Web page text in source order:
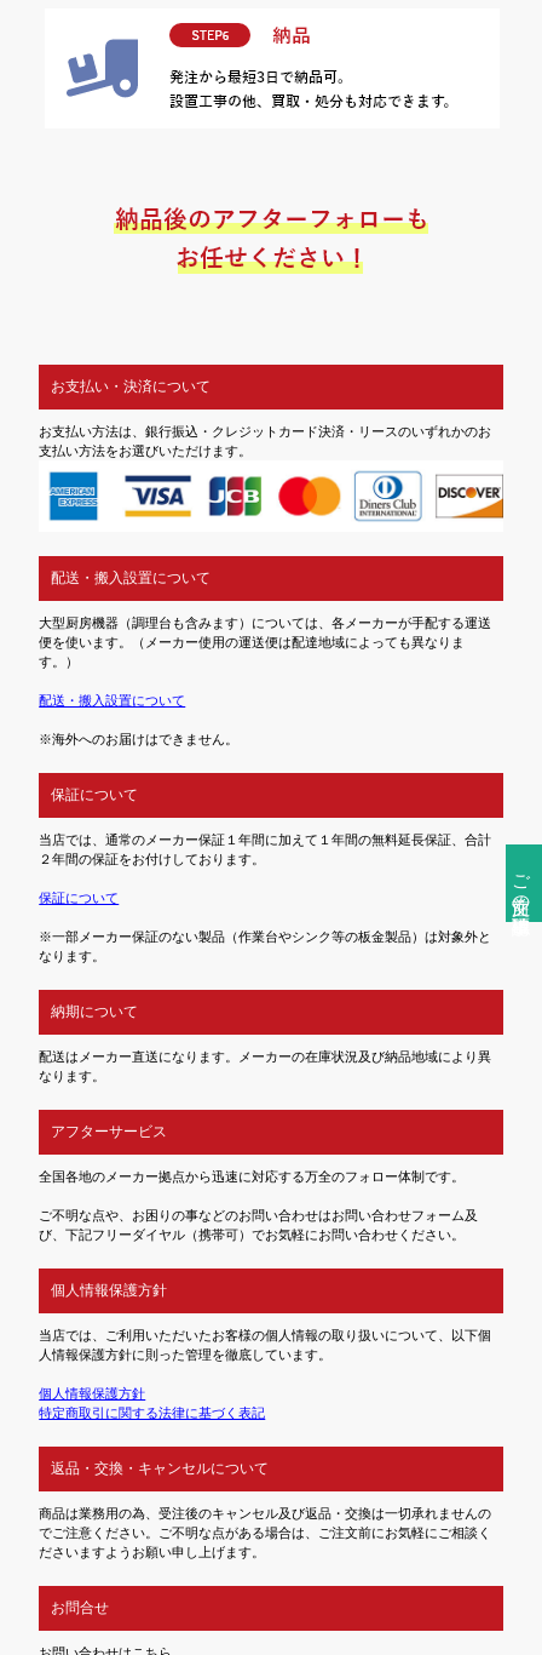
ご注文前の確認事項
お支払い・決済について
お支払い方法は、銀行振込・クレジットカード決済・リースのいずれかのお
支払い方法をお選びいただけます。
配送・搬入設置について
大型厨房機器（調理台も含みます）については、各メーカーが手配する運送
便を使います。（メーカー使用の運送便は配達地域によっても異なりま
す。）
配送・搬入設置について
※海外へのお届けはできません。
保証について
当店では、通常のメーカー保証１年間に加えて１年間の無料延長保証、合計
２年間の保証をお付けしております。
保証について
※一部メーカー保証のない製品（作業台やシンク等の板金製品）は対象外と
なります。
納期について
配送はメーカー直送になります。メーカーの在庫状況及び納品地域により異
なります。
アフターサービス
全国各地のメーカー拠点から迅速に対応する万全のフォロー体制です。
ご不明な点や、お困りの事などのお問い合わせはお問い合わせフォーム及
び、下記フリーダイヤル（携帯可）でお気軽にお問い合わせください。
個人情報保護方針
当店では、ご利用いただいたお客様の個人情報の取り扱いについて、以下個
人情報保護方針に則った管理を徹底しています。
個人情報保護方針
特定商取引に関する法律に基づく表記
返品・交換・キャンセルについて
商品は業務用の為、受注後のキャンセル及び返品・交換は一切承れませんの
でご注意ください。ご不明な点がある場合は、ご注文前にお気軽にご相談く
ださいますようお願い申し上げます。
お問合せ